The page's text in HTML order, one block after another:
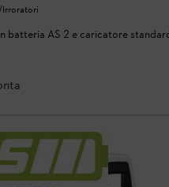
Irroratori
batteria AS 2 e caricatore